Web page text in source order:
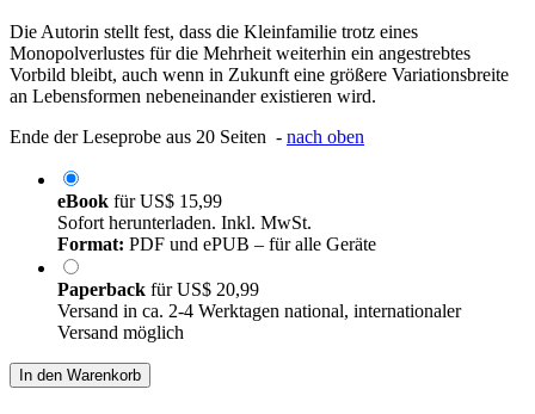
Die Autorin stellt fest, dass die Kleinfamilie trotz eines
Monopolverlustes für die Mehrheit weiterhin ein angestrebtes
Vorbild bleibt, auch wenn in Zukunft eine größere Variationsbreite
an Lebensformen nebeneinander existieren wird.
Ende der Leseprobe aus 20 Seiten - nach oben
eBook fürUS$ 15,99
Sofort herunterladen. Inkl. MwSt.
Format: PDF und ePUB – für alle Geräte
Paperback fürUS$ 20,99
Versand in ca. 2-4 Werktagen national, internationaler
Versand möglich
In den Warenkorb